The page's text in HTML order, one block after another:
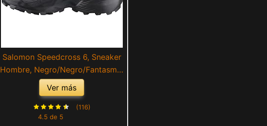
Salomon Speedcross 6, Sneaker
Hombre, Negro/Negro/Fantasma,
43 1/3 EU
Ver más
4.5 de 5
(116)